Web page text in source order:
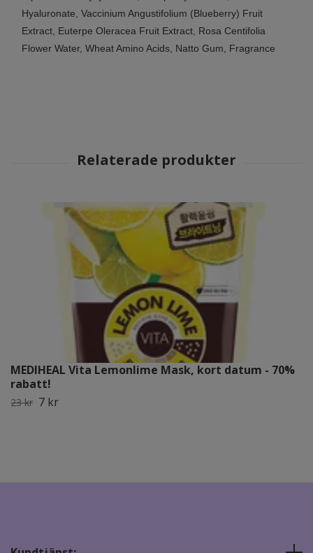
Hyaluronate, Vaccinium Angustifolium (Blueberry) Fruit
Extract, Euterpe Oleracea Fruit Extract, Rosa Centifolia
Flower Water, Wheat Amino Acids, Natto Gum, Fragrance
MEDIHEAL Vita Lemonlime Mask, kort datum - 70%
rabatt!
23 kr 7 kr